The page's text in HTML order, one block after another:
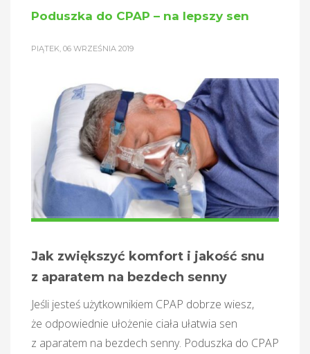
Poduszka do CPAP – na lepszy sen
PIĄTEK, 06 WRZEŚNIA 2019
Jak zwiększyć komfort i jakość snu
z aparatem na bezdech senny
Jeśli jesteś użytkownikiem CPAP dobrze wiesz,
że odpowiednie ułożenie ciała ułatwia sen
z aparatem na bezdech senny. Poduszka do CPAP